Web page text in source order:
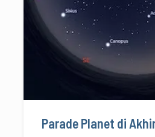
Parade Planet di